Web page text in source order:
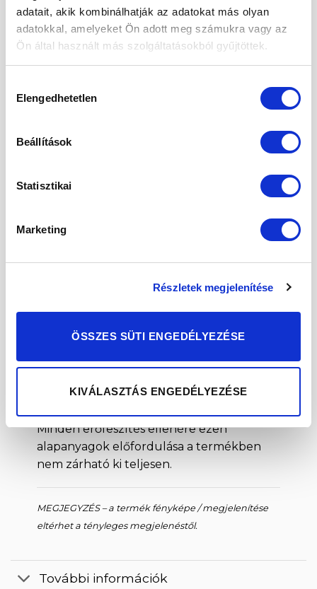
adatait, akik kombinálhatják az adatokat más olyan
adatokkal, amelyeket Ön adott meg számukra vagy az
Ön által használt más szolgáltatásokból gyűjtöttek.
kiválasztása
Elengedhetetlen
Beállítások
Statisztikai
Marketing
Részletek megjelenítése
ÖSSZES SÜTI ENGEDÉLYEZÉSE
KIVÁLASZTÁS ENGEDÉLYEZÉSE
Szénhidrát
– Cukor
80 g
62,5 g
40 g
31,3 g
15%
35%
Rost 2,5 g 1,3 g –
Fehérje 0%
Só ** 1%
Minimális eltérések lehetségesek.
érték (8400kJ / 2000kcal).
Lehetséges allergének: kén-dioxid
Keresztszennyeződéssel nyomokban
glutént, különféle dióféléket.
Minden erőfeszítés ellenére ezen
alapanyagok előfordulása a termékben
nem zárható ki teljesen.
MEGJEGYZÉS – a termék fényképe / megjelenítése
eltérhet a tényleges megjelenéstől.
További információk